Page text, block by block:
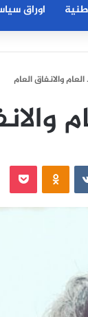
اوراق
والانفاق العام